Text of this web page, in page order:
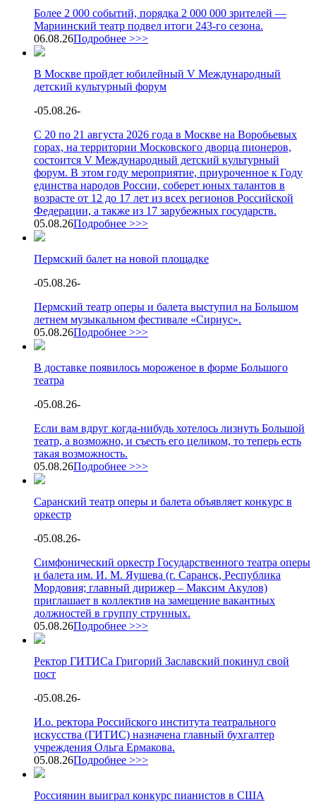
Более 2 000 событий, порядка 2 000 000 зрителей —
Мариинский театр подвел итоги 243-го сезона.
06.08.26Подробнее >>>
В Москве пройдет юбилейный V Международный
детский культурный форум
-05.08.26-
С 20 по 21 августа 2026 года в Москве на Воробьевых
горах, на территории Московского дворца пионеров,
состоится V Международный детский культурный
форум. В этом году мероприятие, приуроченное к Году
единства народов России, соберет юных талантов в
возрасте от 12 до 17 лет из всех регионов Российской
Федерации, а также из 17 зарубежных государств.
05.08.26Подробнее >>>
Пермский балет на новой площадке
-05.08.26-
Пермский театр оперы и балета выступил на Большом
летнем музыкальном фестивале «Сириус».
05.08.26Подробнее >>>
В доставке появилось мороженое в форме Большого
театра
-05.08.26-
Если вам вдруг когда-нибудь хотелось лизнуть Большой
театр, а возможно, и съесть его целиком, то теперь есть
такая возможность.
05.08.26Подробнее >>>
Саранский театр оперы и балета объявляет конкурс в
оркестр
-05.08.26-
Симфонический оркестр Государственного театра оперы
и балета им. И. М. Яушева (г. Саранск, Республика
Мордовия; главный дирижер – Максим Акулов)
приглашает в коллектив на замещение вакантных
должностей в группу струнных.
05.08.26Подробнее >>>
Ректор ГИТИСа Григорий Заславский покинул свой
пост
-05.08.26-
И.о. ректора Российского института театрального
искусства (ГИТИС) назначена главный бухгалтер
учреждения Ольга Ермакова.
05.08.26Подробнее >>>
Россиянин выиграл конкурс пианистов в США